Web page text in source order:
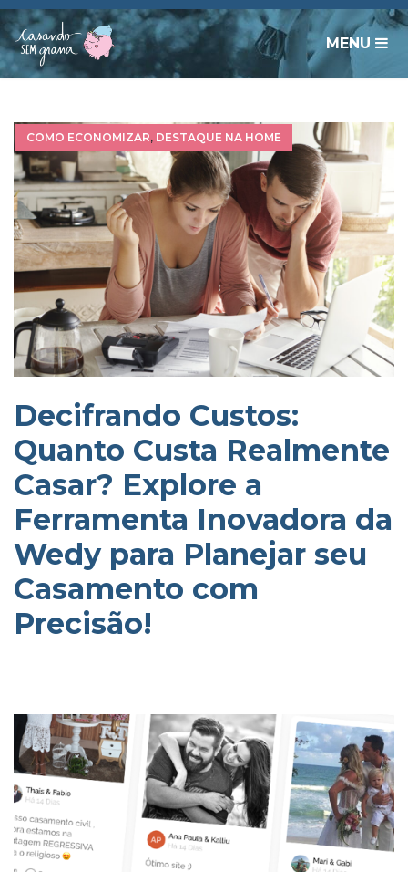
MENU
COMO ECONOMIZAR, DESTAQUE NA HOME
Decifrando Custos:
Quanto Custa Realmente
Casar? Explore a
Ferramenta Inovadora da
Wedy para Planejar seu
Casamento com
Precisão!